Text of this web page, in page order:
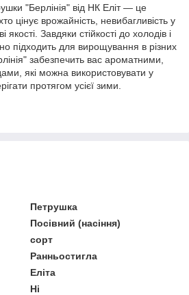
"Берлінія" від НК Еліт — це
цінує врожайність, невибагливість у
якості. Завдяки стійкості до холодів і
підходить для вирощування в різних
забезпечить вас ароматними,
які можна використовувати у
протягом усієї зими.
Петрушка
Посівний (насіння)
сорт
Ранньостигла
Еліта
Ні